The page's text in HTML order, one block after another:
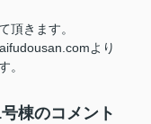
頂きます。
より
。
棟のコメント